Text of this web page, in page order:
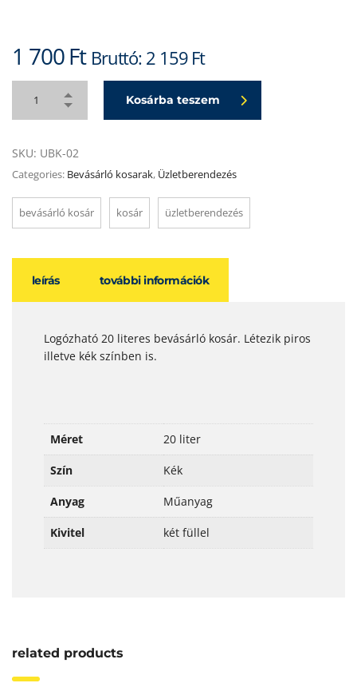
1 700Ft Bruttó:2 159Ft
Kosárba teszem
SKU: UBK-02
Categories: Bevásárló kosarak, Üzletberendezés
bevásárló kosár kosár üzletberendezés
leírás további információk
Logózható 20 literes bevásárló kosár. Létezik piros
illetve kék színben is.
Méret 20 liter
Szín Kék
Anyag Műanyag
Kivitel két füllel
related products